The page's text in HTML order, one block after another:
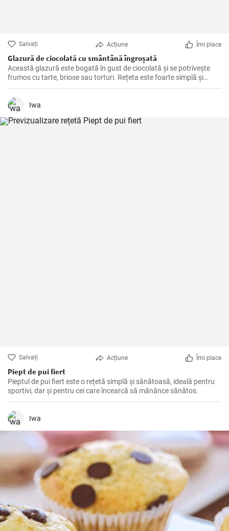
Salvați Acțiune Îmi place
Glazură de ciocolată cu smântână îngroșată
Această glazură este bogată în gust de ciocolată și se potrivește
frumos cu tarte, briose sau torturi. Rețeta este foarte simplă și
rapidă de pregătit.
Iwa
Salvați Acțiune Îmi place
Piept de pui fiert
Pieptul de pui fiert este o rețetă simplă și sănătoasă, ideală pentru
sportivi, dar și pentru cei care încearcă să mănânce sănătos.
Iwa